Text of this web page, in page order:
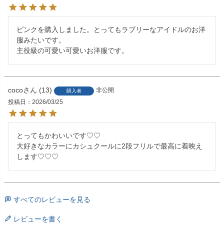
ピンクを購入しました。とってもラブリーなアイドルのお洋
服みたいです。
主役級の可愛い可愛いお洋服です。
coco 13 購入者
非公開
投稿日
2026/03/25
とってもかわいいです♡♡
大好きなカラーにカシュクールに2段フリルで最高に着映え
します♡♡♡
すべてのレビューを見る
レビューを書く